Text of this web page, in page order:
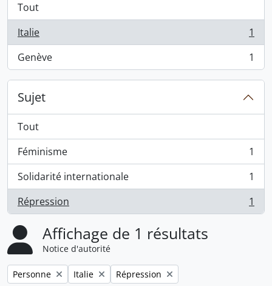
Tout
Italie
, 1 résultats
1
Genève
, 1 résultats 1
Sujet
Tout
Féminisme
, 1 résultats
1
Solidarité internationale
, 1 résultats
1
Répression
, 1 résultats 1
Affichage de 1 résultats
Notice d'autorité
Remove filter:
Personne Remove filter:
Italie Remove filter:
Répression